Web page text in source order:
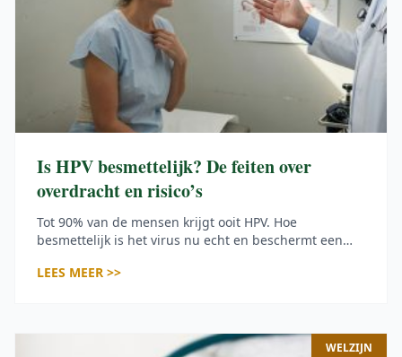
Is HPV besmettelijk? De feiten over
overdracht en risico’s
Tot 90% van de mensen krijgt ooit HPV. Hoe
besmettelijk is het virus nu echt en beschermt een
LEES MEER >>
WELZIJN